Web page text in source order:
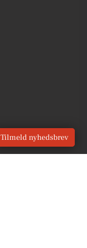
Tilmeld nyhedsbrev